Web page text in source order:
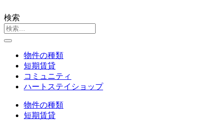
検索
物件の種類
短期賃貸
コミュニティ
ハートステイショップ
物件の種類
短期賃貸